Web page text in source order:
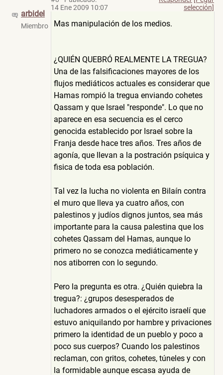
arbidel
Miembro
14 Ene 2009 10:07
selección]
Mas manipulación de los medios.
¿QUIÉN QUEBRÓ REALMENTE LA TREGUA?
Una de las falsificaciones mayores de los
flujos mediáticos actuales es considerar que
Hamas rompió la tregua enviando cohetes
Qassam y que Israel "responde". Lo que no
aparece en esa secuencia es el cerco
genocida establecido por Israel sobre la
Franja desde hace tres años. Tres años de
agonía, que llevan a la postración psíquica y
fisica de toda esa población.
Tal vez la lucha no violenta en Bilaín contra
el muro que lleva ya cuatro años, con
palestinos y judíos dignos juntos, sea más
importante para la causa palestina que los
cohetes Qassam del Hamas, aunque lo
primero no se conozca mediáticamente y
nos atiborren con lo segundo.
Pero la pregunta es otra. ¿Quién quiebra la
tregua?: ¿grupos desesperados de
luchadores armados o el ejército israelí que
estuvo aniquilando por hambre y privaciones
primero la identidad de un pueblo y poco a
poco sus cuerpos? Cuando los palestinos
reclaman, con gritos, cohetes, túneles y con
la formidable aunque escasa ayuda de